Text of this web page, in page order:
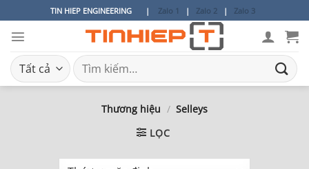
qua
nội
dung
TIN HIEP ENGINEERING | Zalo 1 | Zalo 2| Zalo 3
Tìm
kiếm:
Thương hiệu / Selleys
LỌC